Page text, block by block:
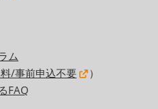
ム
/事前申込不要
）
FAQ